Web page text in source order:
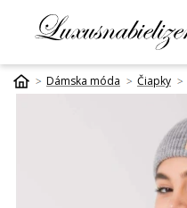
Dámska móda Čiapky